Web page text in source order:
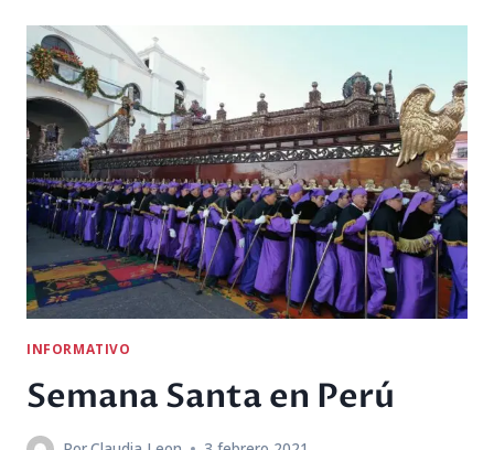
QUÉ
ES
NECESARIO
EN
NUESTRA
SOCIEDAD?
INFORMATIVO
Semana Santa en Perú